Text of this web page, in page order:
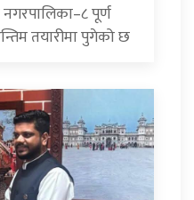
पूर्ण
तयारीमा पुगेको छ